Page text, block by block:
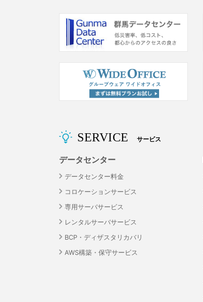
SERVICE サービス
データセンター
データセンター料金
コロケーションサービス
専用サーバサービス
レンタルサーバサービス
BCP・ディザスタリカバリ
AWS構築・保守サービス